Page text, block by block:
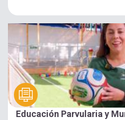
Educación Parvularia y